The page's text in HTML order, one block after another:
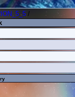
/